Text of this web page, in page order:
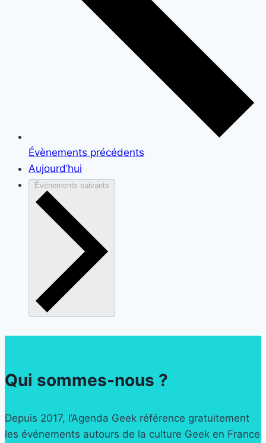
Évènements précédents
Aujourd’hui
Évènements suivants
Qui sommes-nous ?
Depuis 2017, l’Agenda Geek référence gratuitement
les événements autours de la culture Geek en France